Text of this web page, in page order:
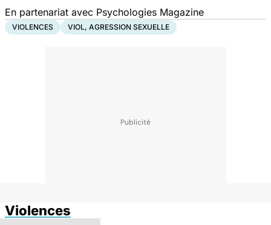
En partenariat avec Psychologies Magazine
VIOLENCES VIOL, AGRESSION SEXUELLE
Violences